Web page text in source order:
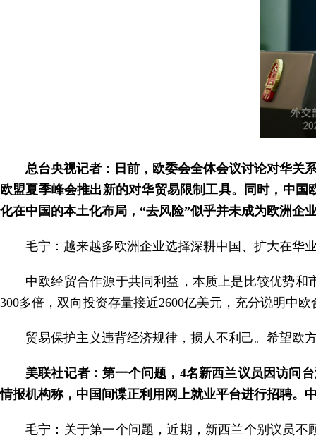
总台央视记者：日前，欧委会全体会议讨论对华关
欧盟夏季峰会推出新的对华贸易限制工具。同时，中
化在中国的本土化布局，“去风险”似乎并未成为欧洲企
毛宁：越来越多欧洲企业选择深耕中国、扩大在华
中欧经贸合作源于共同利益，本质上是比较优势
300多倍，双向投资存量接近2600亿美元，充分说明中
贸易保护主义违背经济规律，损人不利己。希望欧
美联社记者：第一个问题，4名新西兰议员因访问
情报机构称，中国间谍正利用网上就业平台进行招聘。
毛宁：关于第一个问题，近期，新西兰个别议员